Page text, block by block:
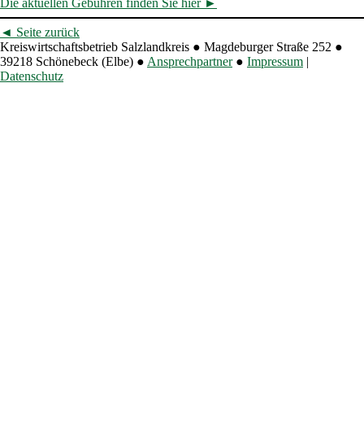
Die aktuellen Gebühren finden Sie hier ►
◄ Seite zurück
Kreiswirtschaftsbetrieb Salzlandkreis ● Magdeburger Straße 252 ●
39218 Schönebeck (Elbe) ● Ansprechpartner ● Impressum |
Datenschutz